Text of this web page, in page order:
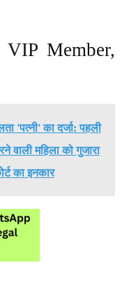
Member,
'पत्नी' का दर्जा: पहली
वाली महिला को गुजारा
का इनकार